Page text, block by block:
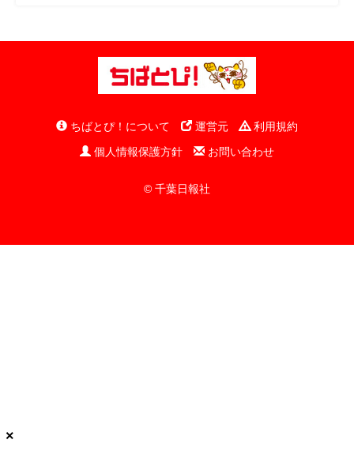
ちばとぴ！について 運営元
利用規約
個人情報保護方針
お問い合わせ
© 千葉日報社
×